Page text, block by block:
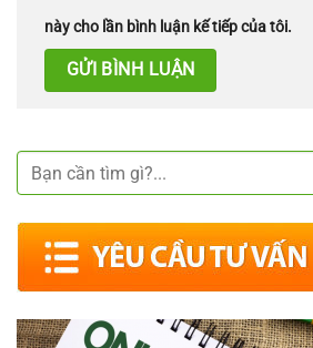
này cho lần bình luận kế tiếp của tôi.